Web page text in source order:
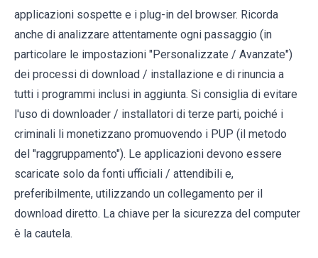
applicazioni sospette e i plug-in del browser. Ricorda
anche di analizzare attentamente ogni passaggio (in
particolare le impostazioni "Personalizzate / Avanzate")
dei processi di download / installazione e di rinuncia a
tutti i programmi inclusi in aggiunta. Si consiglia di evitare
l'uso di downloader / installatori di terze parti, poiché i
criminali li monetizzano promuovendo i PUP (il metodo
del "raggruppamento"). Le applicazioni devono essere
scaricate solo da fonti ufficiali / attendibili e,
preferibilmente, utilizzando un collegamento per il
download diretto. La chiave per la sicurezza del computer
è la cautela.